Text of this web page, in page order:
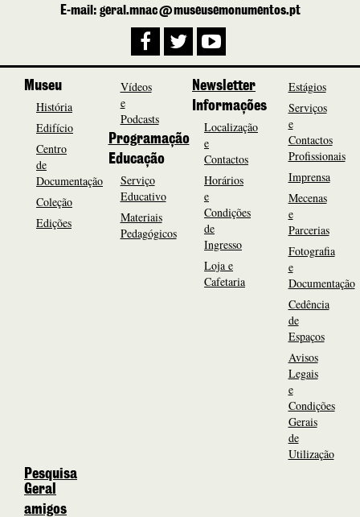
E-mail: geral.mnac@museusemonumentos.pt
Museu
História
Edifício
Centro
de
Documentação
Coleção
Edições
Vídeos
e
Podcasts
Programação
Educação
Serviço
Educativo
Materiais
Pedagógicos
Newsletter
Informações
Localização
e
Contactos
Horários
e
Condições
de
Ingresso
Loja e
Cafetaria
Estágios
Serviços
e
Contactos
Profissionais
Imprensa
Mecenas
e
Parcerias
Fotografia
e
Documentação
Cedência
de
Espaços
Avisos
Legais
e
Condições
Gerais
de
Utilização
Pesquisa
Geral
amigos